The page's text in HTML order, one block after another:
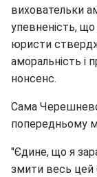
виховательки
упевненість,
юристи
аморальність і
нонсенс.
Сама
попередньому
"Єдине, що я
змити весь цей